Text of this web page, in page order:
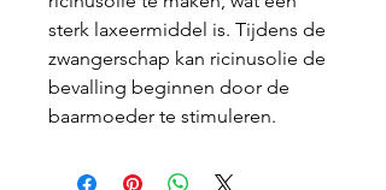
sterk laxeermiddel is. Tijdens de
zwangerschap kan ricinusolie de
bevalling beginnen door de
baarmoeder te stimuleren.